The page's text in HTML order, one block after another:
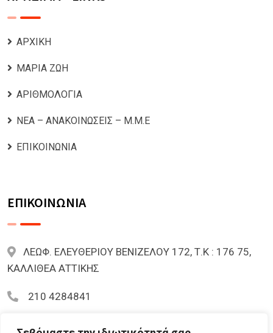
ΑΡΧΙΚΗ
ΜΑΡΙΑ ΖΩΗ
ΑΡΙΘΜΟΛΟΓΙΑ
ΝΕΑ – ΑΝΑΚΟΙΝΩΣΕΙΣ – Μ.Μ.Ε
ΕΠΙΚΟΙΝΩΝΙΑ
ΕΠΙΚΟΙΝΩΝΙΑ
ΛΕΩΦ. ΕΛΕΥΘΕΡΙΟΥ ΒΕΝΙΖΕΛΟΥ 172, Τ.Κ : 176 75,
ΚΑΛΛΙΘΕΑ ΑΤΤΙΚΗΣ
210 4284841
mariazoi.powernumbers@gmail.com